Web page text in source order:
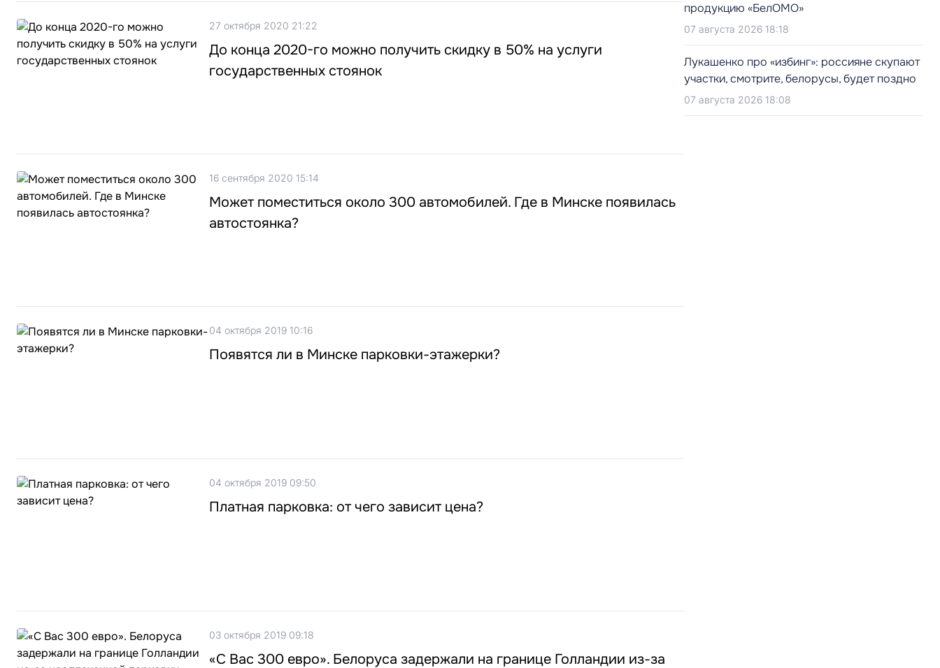
27 октября 2020 21:22
До конца 2020-го можно получить скидку в 50% на услуги
государственных стоянок
16 сентября 2020 15:14
Может поместиться около 300 автомобилей. Где в Минске появилась
автостоянка?
04 октября 2019 10:16
Появятся ли в Минске парковки-этажерки?
04 октября 2019 09:50
Платная парковка: от чего зависит цена?
03 октября 2019 09:18
«С Вас 300 евро». Белоруса задержали на границе Голландии из-за
продукцию «БелОМО»
07 августа 2026 18:18
Лукашенко про «избинг»: россияне скупают
участки, смотрите, белорусы, будет поздно
07 августа 2026 18:08